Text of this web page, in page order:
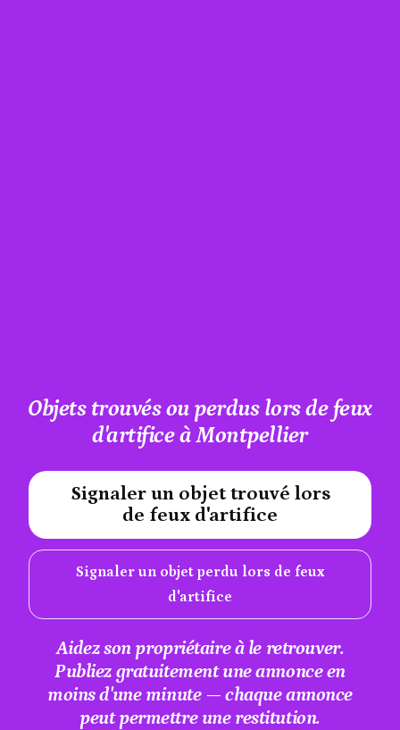
Objets trouvés ou perdus lors de feux
d'artifice à Montpellier
Signaler un objet trouvé lors
de feux d'artifice
Signaler un objet perdu lors de feux
d'artifice
#A12AEB
Aidez son propriétaire à le retrouver.
Publiez gratuitement une annonce en
moins d'une minute — chaque annonce
peut permettre une restitution.